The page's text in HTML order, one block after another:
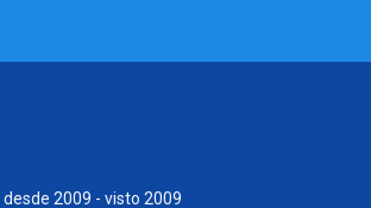
desde 2009 - visto 2009